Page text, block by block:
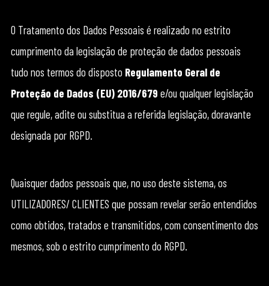
O Tratamento dos Dados Pessoais é realizado no estrito
cumprimento da legislação de proteção de dados pessoais
tudo nos termos do disposto Regulamento Geral de
Proteção de Dados (EU) 2016/679 e/ou qualquer legislação
que regule, adite ou substitua a referida legislação, doravante
designada por RGPD.
Quaisquer dados pessoais que, no uso deste sistema, os
UTILIZADORES/ CLIENTES que possam revelar serão entendidos
como obtidos, tratados e transmitidos, com consentimento dos
mesmos, sob o estrito cumprimento do RGPD.